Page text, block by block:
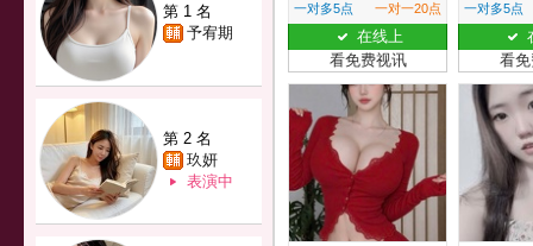
第 1 名
予宥期
第 2 名
玖妍
表演中
一对多5点 一对一20点
在线上
看免费视讯
一对多5点
看